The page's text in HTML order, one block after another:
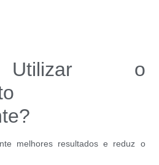
o
melhores resultados e reduz o